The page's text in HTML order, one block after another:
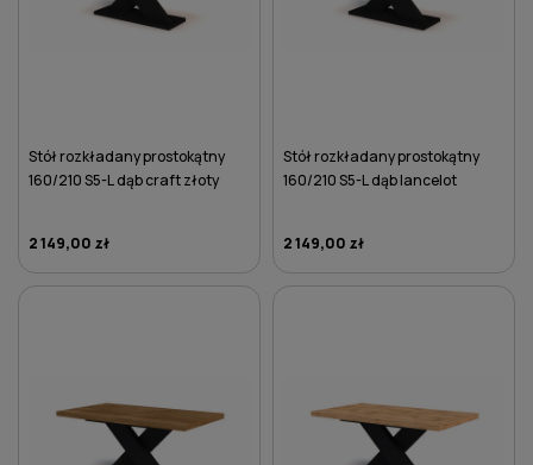
Stół rozkładany prostokątny
160/210 S5-L dąb craft złoty
2 149,00 zł
Stół rozkładany prostokątny
160/210 S5-L dąb lancelot
2 149,00 zł